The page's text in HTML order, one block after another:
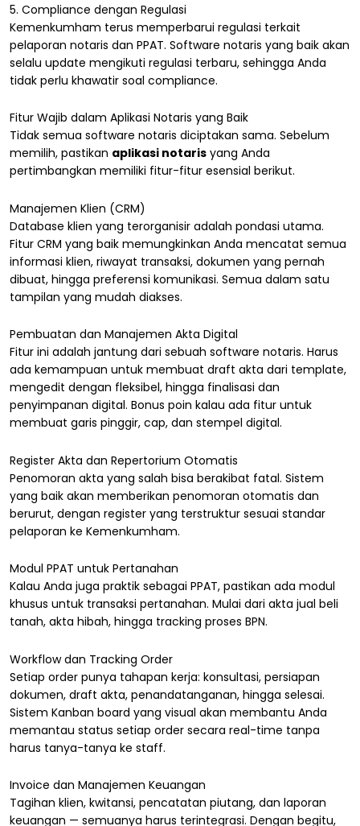
5. Compliance dengan Regulasi
Kemenkumham terus memperbarui regulasi terkait
pelaporan notaris dan PPAT. Software notaris yang baik akan
selalu update mengikuti regulasi terbaru, sehingga Anda
tidak perlu khawatir soal compliance.
Fitur Wajib dalam Aplikasi Notaris yang Baik
Tidak semua software notaris diciptakan sama. Sebelum
memilih, pastikan aplikasi notaris yang Anda
pertimbangkan memiliki fitur-fitur esensial berikut.
Manajemen Klien (CRM)
Database klien yang terorganisir adalah pondasi utama.
Fitur CRM yang baik memungkinkan Anda mencatat semua
informasi klien, riwayat transaksi, dokumen yang pernah
dibuat, hingga preferensi komunikasi. Semua dalam satu
tampilan yang mudah diakses.
Pembuatan dan Manajemen Akta Digital
Fitur ini adalah jantung dari sebuah software notaris. Harus
ada kemampuan untuk membuat draft akta dari template,
mengedit dengan fleksibel, hingga finalisasi dan
penyimpanan digital. Bonus poin kalau ada fitur untuk
membuat garis pinggir, cap, dan stempel digital.
Register Akta dan Repertorium Otomatis
Penomoran akta yang salah bisa berakibat fatal. Sistem
yang baik akan memberikan penomoran otomatis dan
berurut, dengan register yang terstruktur sesuai standar
pelaporan ke Kemenkumham.
Modul PPAT untuk Pertanahan
Kalau Anda juga praktik sebagai PPAT, pastikan ada modul
khusus untuk transaksi pertanahan. Mulai dari akta jual beli
tanah, akta hibah, hingga tracking proses BPN.
Workflow dan Tracking Order
Setiap order punya tahapan kerja: konsultasi, persiapan
dokumen, draft akta, penandatanganan, hingga selesai.
Sistem Kanban board yang visual akan membantu Anda
memantau status setiap order secara real-time tanpa
harus tanya-tanya ke staff.
Invoice dan Manajemen Keuangan
Tagihan klien, kwitansi, pencatatan piutang, dan laporan
keuangan — semuanya harus terintegrasi. Dengan begitu,